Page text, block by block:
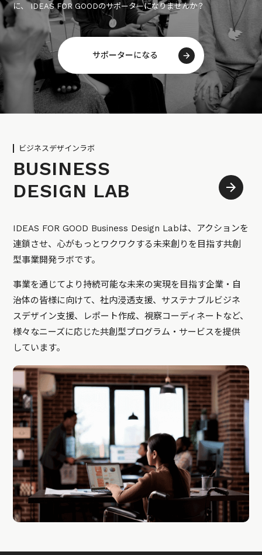
に、 IDEAS FOR GOODのサポーターになりませんか？
サポーターになる
ビジネスデザインラボ
BUSINESS
DESIGN LAB
IDEAS FOR GOOD Business Design Labは、アクションを
連鎖させ、心がもっとワクワクする未来創りを目指す共創
型事業開発ラボです。
事業を通じてより持続可能な未来の実現を目指す企業・自
治体の皆様に向けて、社内浸透支援、サステナブルビジネ
スデザイン支援、レポート作成、視察コーディネートなど、
様々なニーズに応じた共創型プログラム・サービスを提供
しています。